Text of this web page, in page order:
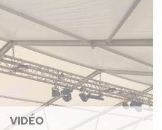
VIDÉO